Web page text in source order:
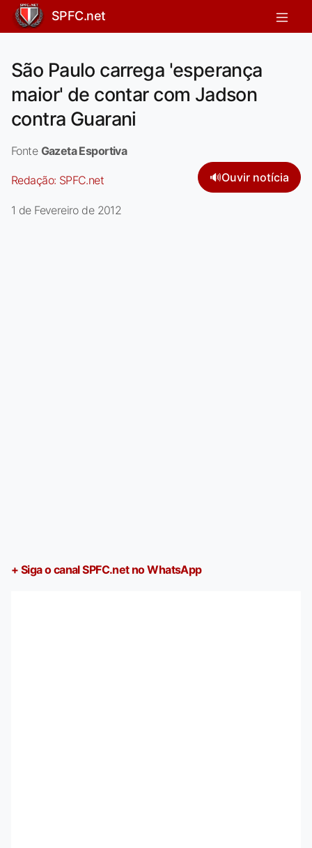
SPFC.net
São Paulo carrega 'esperança
maior' de contar com Jadson
contra Guarani
Fonte Gazeta Esportiva
Redação: SPFC.net 🔊Ouvir notícia
1 de Fevereiro de 2012
+ Siga o canal SPFC.net no WhatsApp